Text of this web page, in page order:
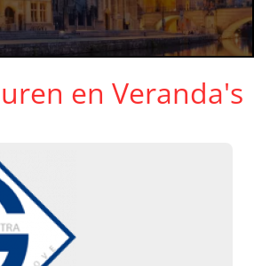
en Veranda's